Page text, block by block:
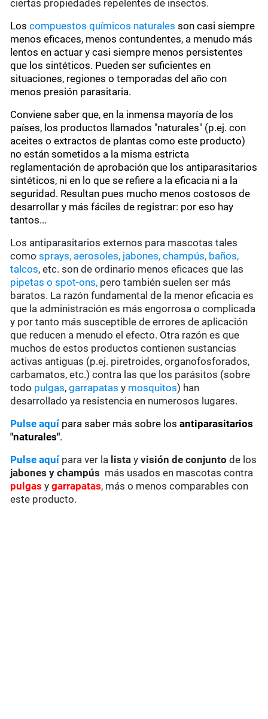
ciertas propiedades repelentes de insectos.
Loscompuestos químicos naturales son casi siempre
menos eficaces, menos contundentes, a menudo más
lentos en actuar y casi siempre menos persistentes
que los sintéticos. Pueden ser suficientes en
situaciones, regiones o temporadas del año con
menos presión parasitaria.
Conviene saber que, en la inmensa mayoría de los
países, los productos llamados "naturales" (p.ej. con
aceites o extractos de plantas como este producto)
no están sometidos a la misma estricta
reglamentación de aprobación que los antiparasitarios
sintéticos, ni en lo que se refiere a la eficacia ni a la
seguridad. Resultan pues mucho menos costosos de
desarrollar y más fáciles de registrar: por eso hay
tantos...
Los antiparasitarios externos para mascotas tales
comosprays, aerosoles, jabones, champús, baños,
talcos, etc. son de ordinario menos eficaces que las
pipetas o spot-ons, pero también suelen ser más
baratos. La razón fundamental de la menor eficacia es
que la administración es más engorrosa o complicada
y por tanto más susceptible de errores de aplicación
que reducen a menudo el efecto. Otra razón es que
muchos de estos productos contienen sustancias
activas antiguas (p.ej. piretroides, organofosforados,
carbamatos, etc.) contra las que los parásitos (sobre
todo pulgas,garrapatas y mosquitos) han
desarrollado ya resistencia en numerosos lugares.
Pulse aquípara saber más sobre losantiparasitarios
"naturales".
Pulse aquípara ver la lista yvisión de conjunto de los
jabones y champús más usados en mascotas contra
pulgas ygarrapatas, más o menos comparables con
este producto.